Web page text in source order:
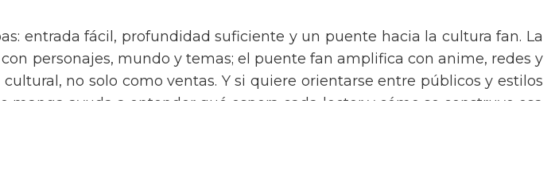
entrada fácil, profundidad suficiente y un puente hacia la cultura fan. La
personajes, mundo y temas; el puente fan amplifica con anime, redes y
no solo como ventas. Y si quiere orientarse entre públicos y estilos
ayuda a entender qué espera cada lector y cómo se construye esa